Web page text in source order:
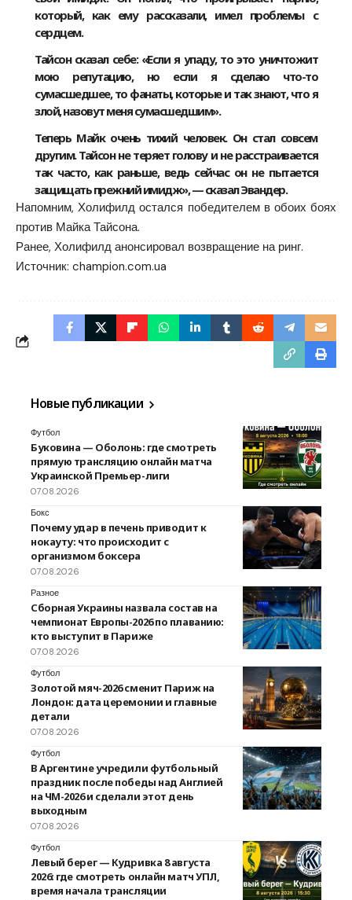
который, как ему рассказали, имел проблемы с
сердцем.
Тайсон сказал себе: «Если я упаду, то это уничтожит
мою репутацию, но если я сделаю что-то
сумасшедшее, то фанаты, которые и так знают, что я
злой, назовут меня сумасшедшим».
Теперь Майк очень тихий человек. Он стал совсем
другим. Тайсон не теряет голову и не расстраивается
так часто, как раньше, ведь сейчас он не пытается
защищать прежний имидж», — сказал Эвандер.
Напомним, Холифилд остался победителем в обоих боях
против Майка Тайсона.
Ранее, Холифилд анонсировал возвращение на ринг.
Источник: champion.com.ua
Новые публикации
Футбол
Буковина — Оболонь: где смотреть
прямую трансляцию онлайн матча
Украинской Премьер-лиги
07.08.2026
Бокс
Почему удар в печень приводит к
нокауту: что происходит с
организмом боксера
07.08.2026
Разное
Сборная Украины назвала состав на
чемпионат Европы-2026 по плаванию:
кто выступит в Париже
07.08.2026
Футбол
Золотой мяч-2026 сменит Париж на
Лондон: дата церемонии и главные
детали
07.08.2026
Футбол
В Аргентине учредили футбольный
праздник после победы над Англией
на ЧМ-2026 и сделали этот день
выходным
07.08.2026
Футбол
Левый берег — Кудривка 8 августа
2026: где смотреть онлайн матч УПЛ,
время начала трансляции